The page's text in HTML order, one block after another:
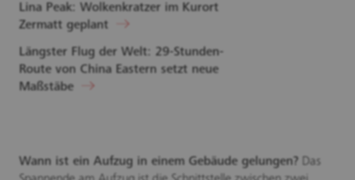
Lina Peak: Wolkenkratzer im Kurort
Zermatt geplant
Längster Flug der Welt: 29-Stunden-
Route von China Eastern setzt neue
Maßstäbe
Wann ist ein Aufzug in einem Gebäude gelungen? Das